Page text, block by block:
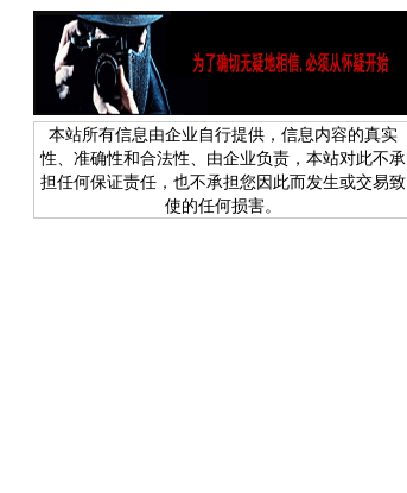
本站所有信息由企业自行提供，信息内容的真实
性、准确性和合法性、由企业负责，本站对此不承
担任何保证责任，也不承担您因此而发生或交易致
使的任何损害。